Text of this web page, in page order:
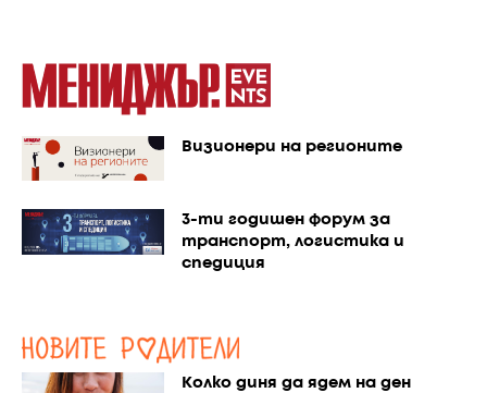
Визионери на регионите
3-ти годишен форум за
транспорт, логистика и
спедиция
Колко диня да ядем на ден